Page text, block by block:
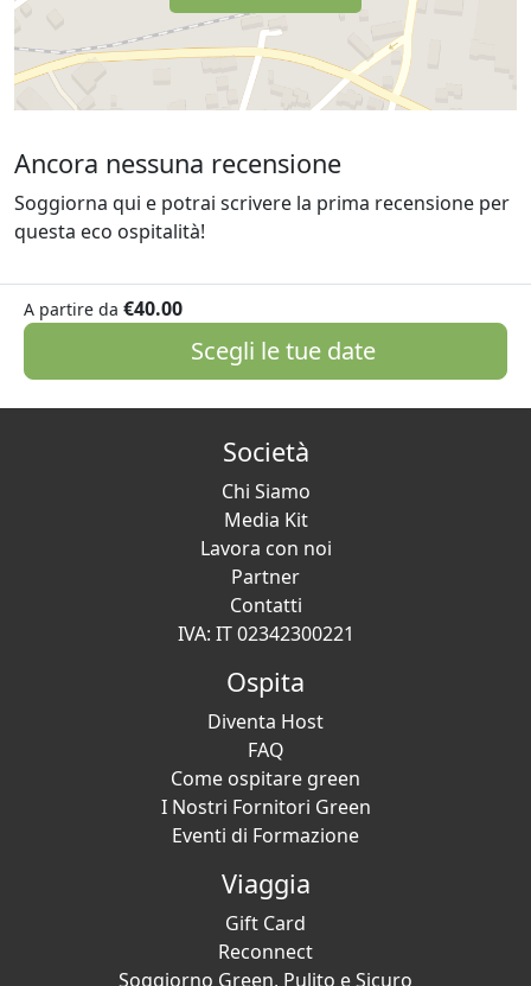
Ancora nessuna recensione
Soggiorna qui e potrai scrivere la prima recensione per
questa eco ospitalità!
A partire da €40.00
Scegli le tue date
Società
Chi Siamo
Media Kit
Lavora con noi
Partner
Contatti
IVA: IT 02342300221
Ospita
Diventa Host
FAQ
Come ospitare green
I Nostri Fornitori Green
Eventi di Formazione
Viaggia
Gift Card
Reconnect
Soggiorno Green, Pulito e Sicuro